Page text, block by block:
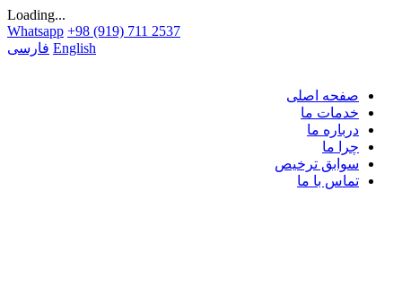
Loading...
Whatsapp +98 (919) 711 2537
فارسی English
صفحه اصلی
خدمات ما
درباره ما
چرا ما
سوابق ترخیص
تماس با ما